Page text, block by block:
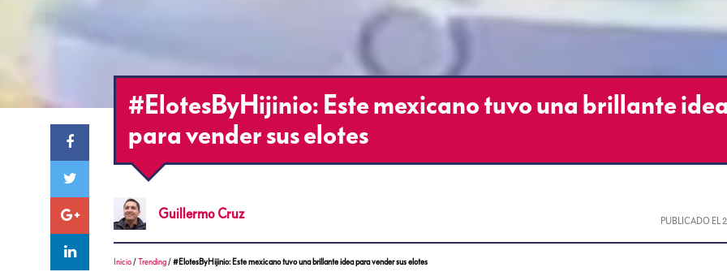
#ElotesByHijinio: Este mexicano tuvo una brillante
para vender sus elotes
Guillermo Cruz PUBLICADO EL
Inicio/Trending/#ElotesByHijinio: Este mexicano tuvo una brillante idea para vender sus elotes